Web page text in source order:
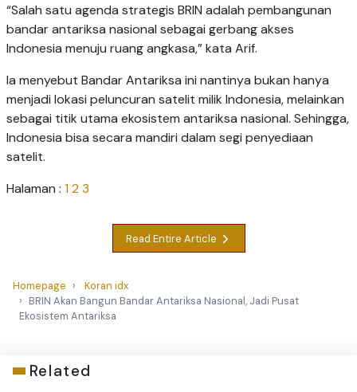
“Salah satu agenda strategis BRIN adalah pembangunan
bandar antariksa nasional sebagai gerbang akses
Indonesia menuju ruang angkasa,” kata Arif.
Ia menyebut Bandar Antariksa ini nantinya bukan hanya
menjadi lokasi peluncuran satelit milik Indonesia, melainkan
sebagai titik utama ekosistem antariksa nasional. Sehingga,
Indonesia bisa secara mandiri dalam segi penyediaan
satelit.
Halaman : 1 2 3
Read Entire Article
Homepage
Koran idx
BRIN Akan Bangun Bandar Antariksa Nasional, Jadi Pusat
Ekosistem Antariksa
Related